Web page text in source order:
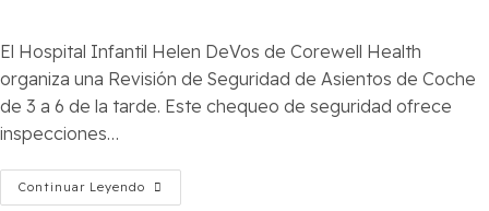
El Hospital Infantil Helen DeVos de Corewell Health
organiza una Revisión de Seguridad de Asientos de Coche
de 3 a 6 de la tarde. Este chequeo de seguridad ofrece
inspecciones…
Continuar Leyendo